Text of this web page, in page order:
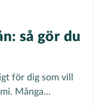
så gör du
för dig som vill
Många...